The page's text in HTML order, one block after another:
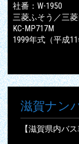
社番：W-1950
三菱ふそう／三
KC-MP717M
1999年式（平成11
滋賀ナン
【滋賀県内バ